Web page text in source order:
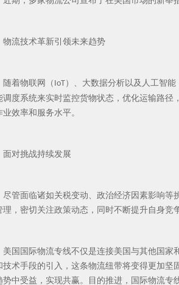
物流技术革新引领未来趋势
随着物联网（ IoT）、大数据分析以及人工智能
调度系统来实时监控货物状态，优化运输路
业效率和服务水平。
面对挑战持续发展
尽管面临诸如关税变动、政治经济因素影响
理，密切关注政策动态，同时不断提升自身竞
美国国际物流专线不仅是连接美国与其他国
技术手段的引入，这条物流纽带将变得更加
势中受益，实现共赢。目的推进，国际物流专